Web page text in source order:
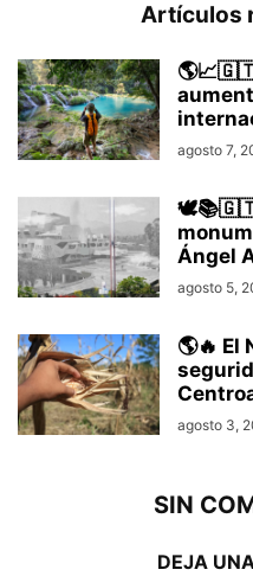
Artículos
agosto 7,
🕊️📚🇬🇹
Ángel
agosto 5,
🌎🔥 El
agosto 3,
SIN
DEJA